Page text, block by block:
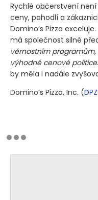
Rychlé občerstvení
ceny, pohodlí a
Domino’s Pizza
má společnost silné
věrnostním
výhodné cenové politice
by měla i nadále
Domino’s Pizza, Inc. (DPZ